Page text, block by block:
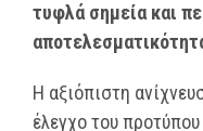
τυφλά σημεία και
Η αξιόπιστη
έλεγχο του